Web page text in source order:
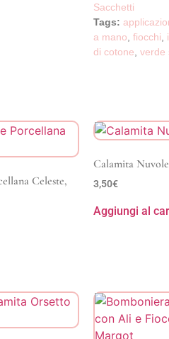
Sacchetti
Tags:
a mano fiocchi
di cotone verde
Celeste,
Calamita
3,50€
Aggiungi al